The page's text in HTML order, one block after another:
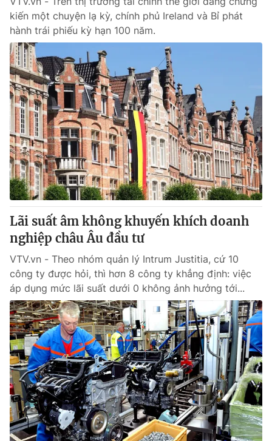
kiến một chuyện lạ kỳ, chính phủ Ireland và Bỉ phát
hành trái phiếu kỳ hạn 100 năm.
Lãi suất âm không khuyến khích doanh
nghiệp châu Âu đầu tư
VTV.vn - Theo nhóm quản lý Intrum Justitia, cứ 10
công ty được hỏi, thì hơn 8 công ty khẳng định: việc
áp dụng mức lãi suất dưới 0 không ảnh hưởng tới...